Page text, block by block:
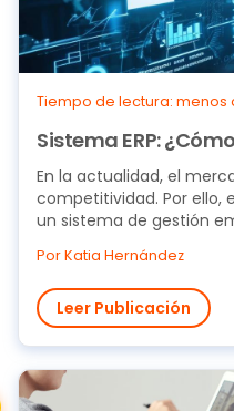
Tiempo de lectura: menos
Sistema ERP:
En la actualidad, el
competitividad. Por
un sistema de gestión
Por Katia Hernández
Leer Publicación